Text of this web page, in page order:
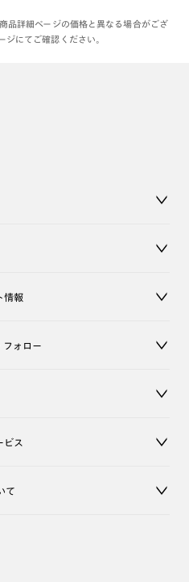
品詳細ページの価格と異なる場合がござ
ジにてご確認ください。
情報
フォロー
ビス
て